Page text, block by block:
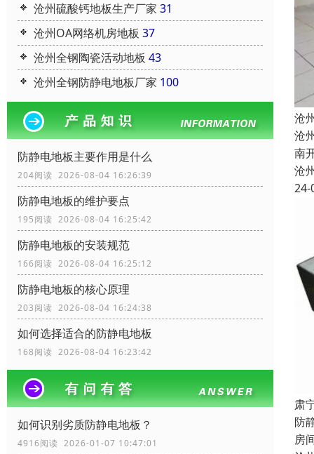
沧州硫酸钙地板生产厂家 31
沧州OA网络机房地板 37
沧州全钢陶瓷活动地板 43
沧州全钢防静电地板厂家 100
防静电地板主要作用是什么
204阅读 2026-08-04 16:26:39
防静电地板的维护要点
195阅读 2026-08-04 16:25:42
防静电地板的安装规范
166阅读 2026-08-04 16:25:12
防静电地板的核心原理
203阅读 2026-08-04 16:24:38
如何选择适合的防静电地板
168阅读 2026-08-04 16:23:42
如何识别劣质防静电地板？
4916阅读 2026-01-07 10:47:01
沧
沧
南
沧
24-
肃
防
房